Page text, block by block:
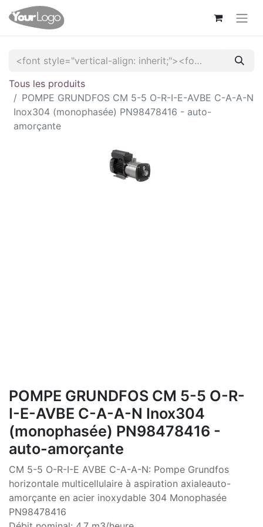
Tous les produits
POMPE GRUNDFOS CM 5-5 O-R-I-E-AVBE C-A-A-N
Inox304 (monophasée) PN98478416 - auto-
amorçante
POMPE GRUNDFOS CM 5-5 O-R-
I-E-AVBE C-A-A-N Inox304
(monophasée) PN98478416 -
auto-amorçante
CM 5-5 O-R-I-E AVBE C-A-A-N: Pompe Grundfos
horizontale multicellulaire à aspiration axialeauto-
amorçante en acier inoxydable 304 Monophasée
PN98478416